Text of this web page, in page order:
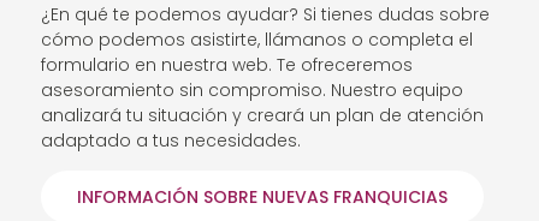
¿En qué te podemos ayudar? Si tienes dudas sobre
cómo podemos asistirte, llámanos o completa el
formulario en nuestra web. Te ofreceremos
asesoramiento sin compromiso. Nuestro equipo
analizará tu situación y creará un plan de atención
adaptado a tus necesidades.
INFORMACIÓN SOBRE NUEVAS FRANQUICIAS